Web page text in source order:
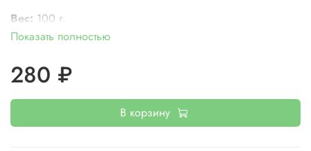
Вес: 100 г.
зелёный рассыпной листовой крупный, изюм, кусочки
ананаса (ананас, сахар, регулятор кислотности: лимонная
кислота), лепестки розы, лепестки календулы, кусочки
папайи (папайя, сахар, регулятор кислотности: лимонная
кислота), ароматизатор «Маракуйя», лепестки мальвы,
Показать полностью
280 ₽
В корзину